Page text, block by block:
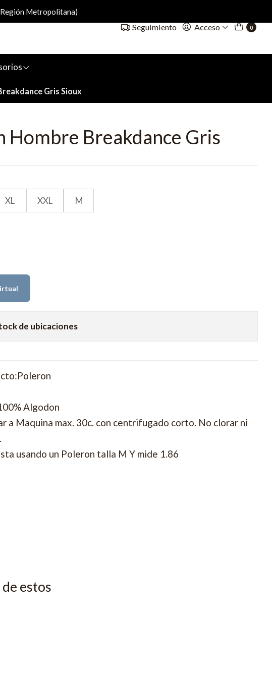
Seguimiento Acceso 0
Región Metropolitana)
Gris Sioux
Hombre Breakdance Gris
XL XXL M
de ubicaciones
Algodon
a Maquina max. 30c. con centrifugado corto. No clorar ni
usando un Poleron talla M Y mide 1.86
estos